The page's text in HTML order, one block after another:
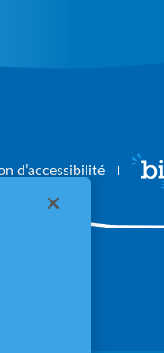
d’accessibilité